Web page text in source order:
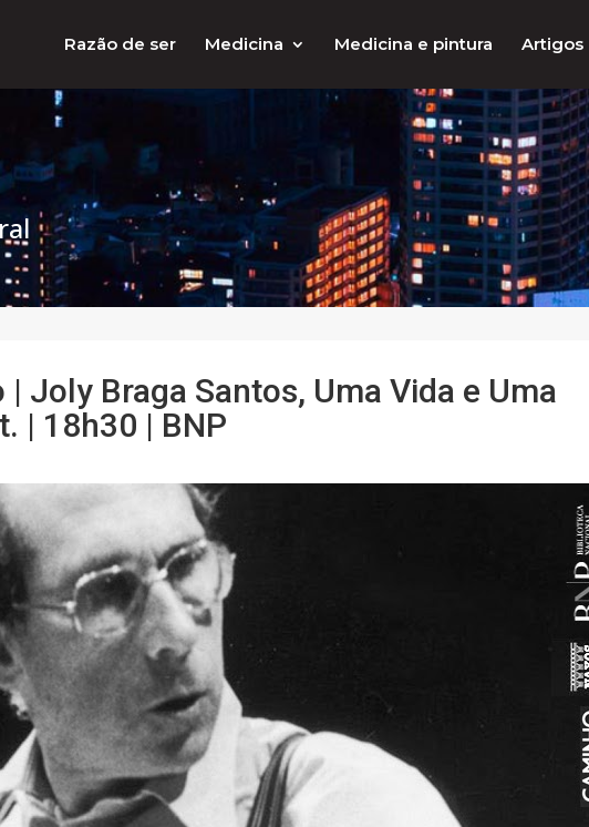
Razão de ser Medicina Medicina e pintura Artigos
Joly Braga Santos, Uma Vida e Uma
| 18h30 | BNP